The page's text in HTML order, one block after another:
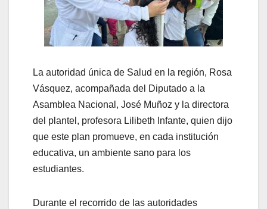
La autoridad única de Salud en la región, Rosa
Vásquez, acompañada del Diputado a la
Asamblea Nacional, José Muñoz y la directora
del plantel, profesora Lilibeth Infante, quien dijo
que este plan promueve, en cada institución
educativa, un ambiente sano para los
estudiantes.
Durante el recorrido de las autoridades